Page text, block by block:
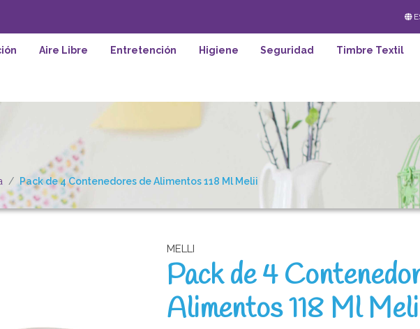
Aire Libre Entretención Higiene Seguridad Timbre Textil
Pack de 4 Contenedores de Alimentos 118 Ml Melii
MELLI
Pack de 4
Alimentos 118 Ml